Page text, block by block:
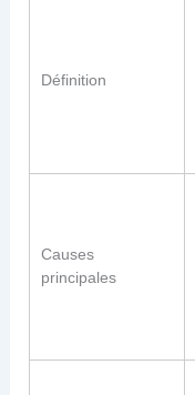
Définition
Causes
principales